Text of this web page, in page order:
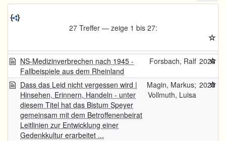
27 Treffer — zeige 1 bis 27:
NS-Medizinverbrechen nach 1945 -
Fallbeispiele aus dem Rheinland
Forsbach, Ralf 2026
Dass das Leid nicht vergessen wird |
Hinsehen, Erinnern, Handeln - unter
diesem Titel hat das Bistum Speyer
gemeinsam mit dem Betroffenenbeirat
Leitlinien zur Entwicklung einer
Gedenkkultur erarbeitet ...
Magin, Markus;
Vollmuth, Luisa
2025